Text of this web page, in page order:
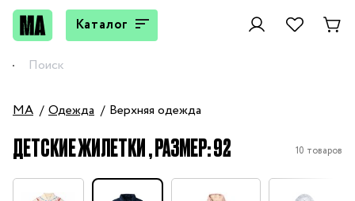
Каталог
MA Одежда Верхняя одежда
ДЕТСКИЕ ЖИЛЕТКИ , РАЗМЕР: 92 10 товаров